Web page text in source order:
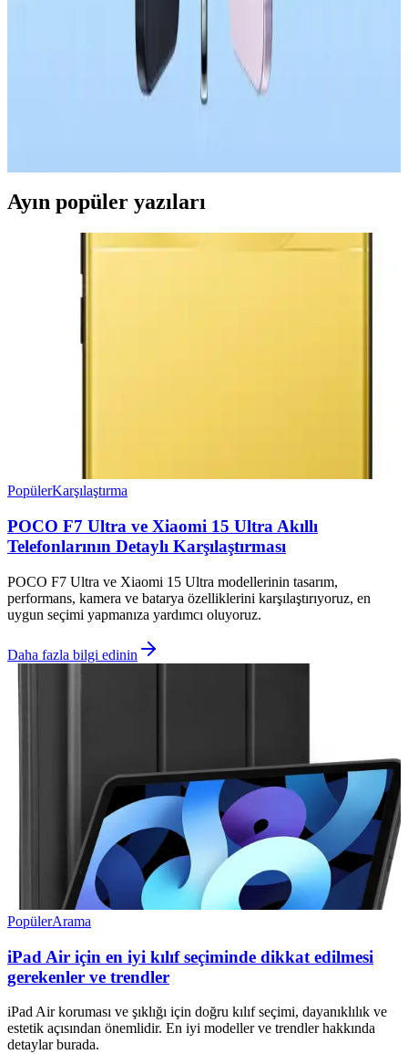
uzun pil ömrü sunuyor. Kompakt tasarımı ve güçlü bataryası
sayesinde kullanıcılar şarj süresini uzatabiliyor.
Apple'ın Çin Akıllı Telefon Pazarındaki Başarısı ve
Rekabet Dinamikleri Üzerine Analiz
Ayın popüler yazıları
PopülerKarşılaştırma
POCO F7 Ultra ve Xiaomi 15 Ultra Akıllı
Telefonlarının Detaylı Karşılaştırması
POCO F7 Ultra ve Xiaomi 15 Ultra modellerinin tasarım,
performans, kamera ve batarya özelliklerini karşılaştırıyoruz, en
uygun seçimi yapmanıza yardımcı oluyoruz.
Daha fazla bilgi edinin
PopülerArama
iPad Air için en iyi kılıf seçiminde dikkat edilmesi
gerekenler ve trendler
iPad Air koruması ve şıklığı için doğru kılıf seçimi, dayanıklılık ve
estetik açısından önemlidir. En iyi modeller ve trendler hakkında
detaylar burada.